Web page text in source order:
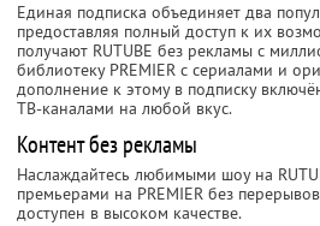
Единая подписка объединяет два
предоставляя полный доступ к их
получают RUTUBE без рекламы с
библиотеку PREMIER с сериалами и
дополнение к этому в подписку
ТВ-каналами на любой вкус.
Контент без рекламы
Наслаждайтесь любимыми шоу на
премьерами на PREMIER без
доступен в высоком качестве.